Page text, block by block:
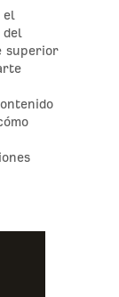
el
del
superior